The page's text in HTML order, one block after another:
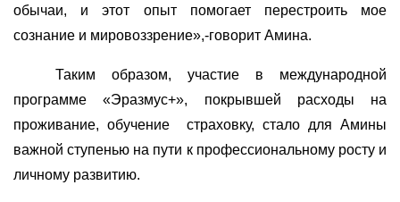
обычаи, и этот опыт помогает перестроить мое
сознание и мировоззрение»,-говорит Амина.
Таким образом, участие в международной
программе «Эразмус+», покрывшей расходы на
проживание, обучение
страховку, стало для Амины
важной ступенью на пути к профессиональному росту и
личному развитию.